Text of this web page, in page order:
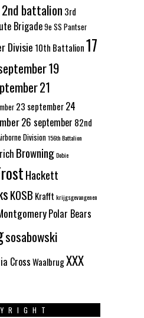
2nd battalion 3rd
Brigade9e SS Pantser
Divisie 10th Battalion17
19
21
23 september24
26 september 82nd
Division156th Battalion
BrowningDobie
Hackett
KOSB Krafft krijgsgevangenen
Polar Bears
sosabowski
CrossWaalbrugXXX